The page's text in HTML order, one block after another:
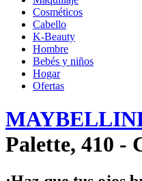
Cosméticos
Cabello
K-Beauty
Hombre
Bebés y niños
Hogar
Ofertas
Palette, 410 -